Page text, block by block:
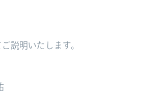
説明いたします。